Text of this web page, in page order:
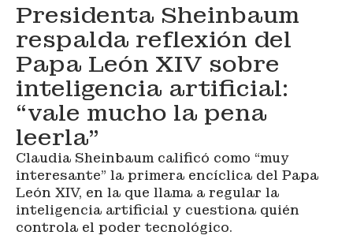
Presidenta Sheinbaum
respalda reflexión del
Papa León XIV sobre
inteligencia artificial:
“vale mucho la pena
leerla”
Claudia Sheinbaum calificó como “muy
interesante” la primera encíclica del Papa
León XIV, en la que llama a regular la
inteligencia artificial y cuestiona quién
controla el poder tecnológico.